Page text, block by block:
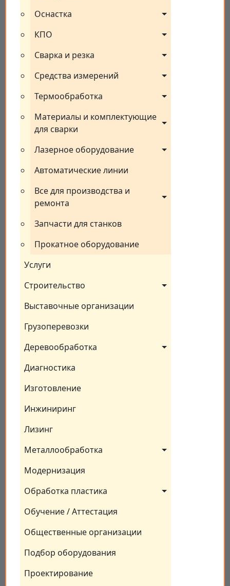
Оснастка
КПО
Сварка и резка
Средства измерений
Термообработка
Материалы и комплектующие
для сварки
Лазерное оборудование
Автоматические линии
Все для производства и
ремонта
Запчасти для станков
Прокатное оборудование
Услуги
Строительство
Выставочные организации
Грузоперевозки
Деревообработка
Диагностика
Изготовление
Инжиниринг
Лизинг
Металлообработка
Модернизация
Обработка пластика
Обучение / Аттестация
Общественные организации
Подбор оборудования
Проектирование